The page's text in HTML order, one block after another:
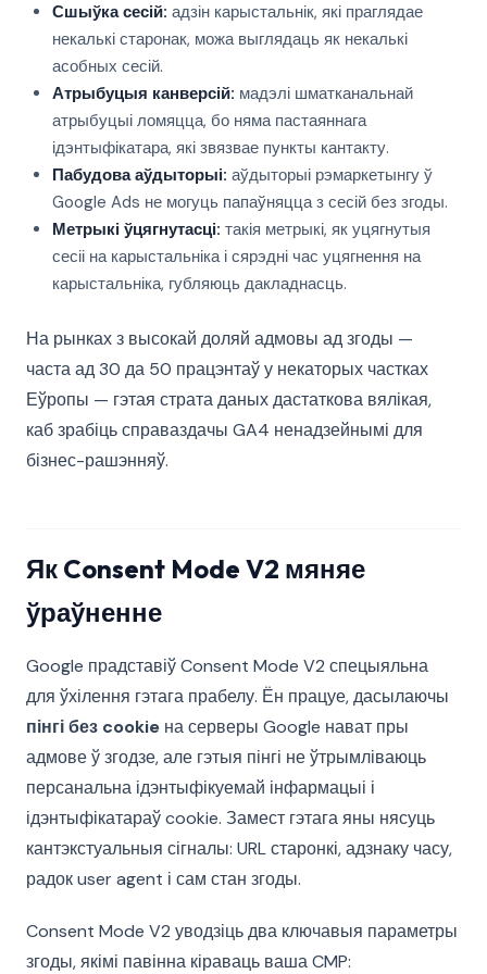
Сшыўка сесій: адзін карыстальнік, які праглядае
некалькі старонак, можа выглядаць як некалькі
асобных сесій.
Атрыбуцыя канверсій: мадэлі шматканальнай
атрыбуцыі ломяцца, бо няма пастаяннага
ідэнтыфікатара, які звязвае пункты кантакту.
Пабудова аўдыторыі: аўдыторыі рэмаркетынгу ў
Google Ads не могуць папаўняцца з сесій без згоды.
Метрыкі ўцягнутасці: такія метрыкі, як уцягнутыя
сесіі на карыстальніка і сярэдні час уцягнення на
карыстальніка, губляюць дакладнасць.
На рынках з высокай доляй адмовы ад згоды —
часта ад 30 да 50 працэнтаў у некаторых частках
Еўропы — гэтая страта даных дастаткова вялікая,
каб зрабіць справаздачы GA4 ненадзейнымі для
бізнес-рашэнняў.
Як Consent Mode V2 мяняе
ўраўненне
Google прадставіў Consent Mode V2 спецыяльна
для ўхілення гэтага прабелу. Ён працуе, дасылаючы
пінгі без cookie на серверы Google нават пры
адмове ў згодзе, але гэтыя пінгі не ўтрымліваюць
персанальна ідэнтыфікуемай інфармацыі і
ідэнтыфікатараў cookie. Замест гэтага яны нясуць
кантэкстуальныя сігналы: URL старонкі, адзнаку часу,
радок user agent і сам стан згоды.
Consent Mode V2 уводзіць два ключавыя параметры
згоды, якімі павінна кіраваць ваша CMP: